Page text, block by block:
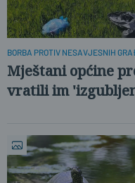
BORBA PROTIV NESAVJESNIH
Mještani općine
vratili im